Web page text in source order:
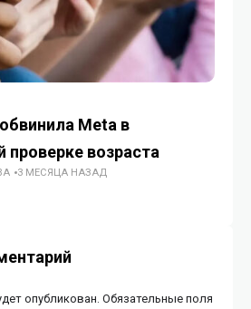
Meta в
проверке возраста
3 МЕСЯЦА НАЗАД
опубликован. Обязательные поля